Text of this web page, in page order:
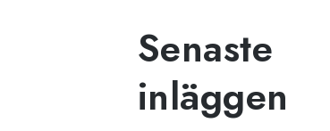
Senaste
inläggen